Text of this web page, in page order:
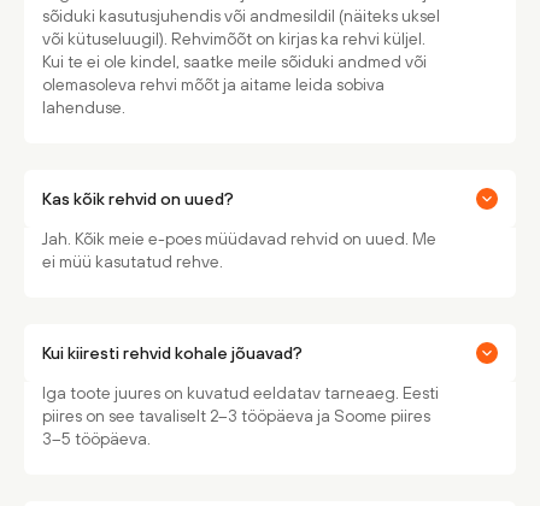
sõiduki kasutusjuhendis või andmesildil (näiteks uksel
või kütuseluugil). Rehvimõõt on kirjas ka rehvi küljel.
Kui te ei ole kindel, saatke meile sõiduki andmed või
olemasoleva rehvi mõõt ja aitame leida sobiva
lahenduse.
Kas kõik rehvid on uued?
Jah. Kõik meie e-poes müüdavad rehvid on uued. Me
ei müü kasutatud rehve.
Kui kiiresti rehvid kohale jõuavad?
Iga toote juures on kuvatud eeldatav tarneaeg. Eesti
piires on see tavaliselt 2–3 tööpäeva ja Soome piires
3–5 tööpäeva.